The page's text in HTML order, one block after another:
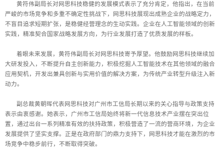
黄符伟副局长对网思科技稳健的发展模式表示了充分肯定，他指出，在当前
严峻的市场竞争和多重不确定性挑战下，网思科技展现出成熟企业的战略定力，
不盲目追求短期扩张，是稳健经营理念的生动实践。企业在人工智能领域的创新
实践，精准契合国家战略发展方向，为行业发展打造了优质发展的样板。
着眼未来发展，黄符伟副局长对网思科技寄予厚望。他鼓励网思科技继续加
大研发投入，不断提升自主创新能力，积极挖掘人工智能技术在其他领域的融合
应用契机，开发出兼具创新与实用价值的解决方案，为传统产业转型升级注入新
动力。
副总裁黄朝晖代表网思科技对广州市工信局长期以来的关心指导与政策支持
表示由衷感谢。她表示，广州市工信局始终将新一代信息技术产业摆在突出位
置，通过出台一系列精准有效的扶持政策，积极营造了一流的营商环境，为企业
发展提供了坚实支撑。正是在政府部门的鼎力支持下，网思科技才能在激烈的市
场竞争中稳步前行，不断取得突破。